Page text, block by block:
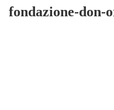
fondazione-don-